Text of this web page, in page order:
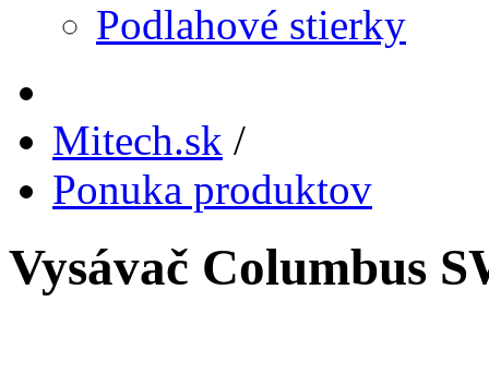
Podlahové stierky
Mitech.sk /
Ponuka produktov
Vysávač Columbus